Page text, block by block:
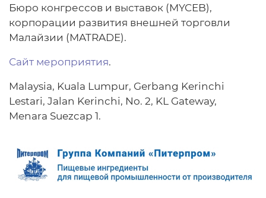
Бюро конгрессов и выставок (MYCEB),
корпорации развития внешней торговли
Малайзии (MATRADE).
Сайт мероприятия.
Malaysia, Kuala Lumpur, Gerbang Kerinchi
Lestari, Jalan Kerinchi, No. 2, KL Gateway,
Menara Suezcap 1.